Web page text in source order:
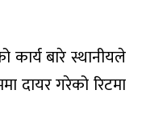
बारे स्थानीयले
दायर गरेको रिटमा